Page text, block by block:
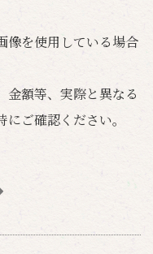
像を使用している場合
額等、実際と異なる
ご確認ください。